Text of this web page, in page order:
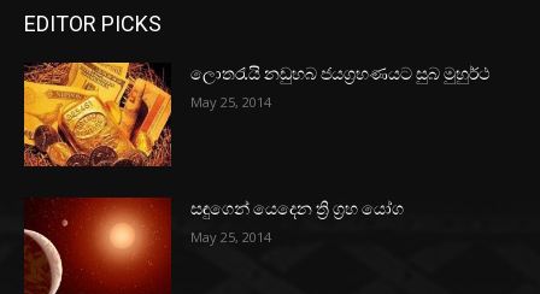
EDITOR PICKS
ලොතරැයි නඩුහබ ජයග්‍රහණයට සුබ මුහුර්ථ
May 25, 2014
සඳුගෙන් යෙදෙන ත්‍රි ග්‍රහ යෝග
May 25, 2014